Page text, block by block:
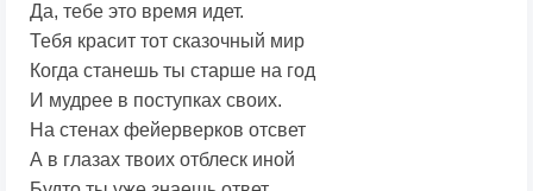
Да, тебе это время идет.
Тебя красит тот сказочный мир
Когда станешь ты старше на год
И мудрее в поступках своих.
На стенах фейерверков отсвет
А в глазах твоих отблеск иной